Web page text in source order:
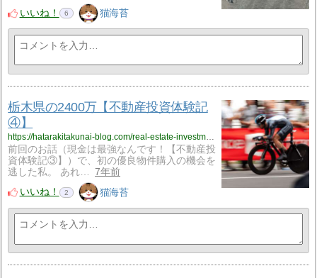
いいね！
6 猫海苔
栃木県の2400万【不動産投資体験記
④】
https://hatarakitakunai-blog.com/real-estate-investment-exp-04/
前回のお話（現金は最強なんです！【不動産投
資体験記③】）で、初の優良物件購入の機会を
逃した私。 あれ…
7年前
いいね！
2 猫海苔